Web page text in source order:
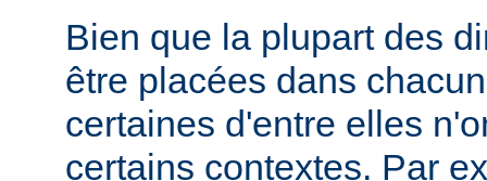
Bien que la plupart des
être placées dans
certaines d'entre elles
certains contextes. Par